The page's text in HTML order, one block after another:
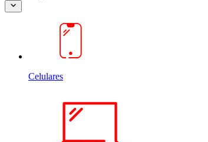
Celulares